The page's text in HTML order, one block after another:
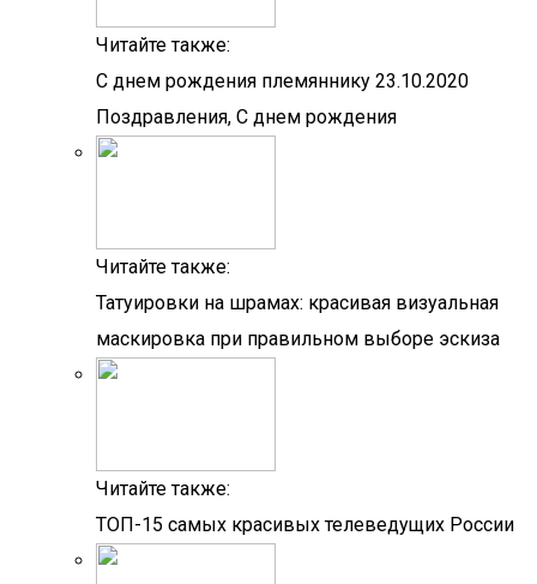
Читайте также:
С днем рождения племяннику 23.10.2020
Поздравления, С днем рождения
Читайте также:
Татуировки на шрамах: красивая визуальная
маскировка при правильном выборе эскиза
Читайте также:
ТОП-15 самых красивых телеведущих России